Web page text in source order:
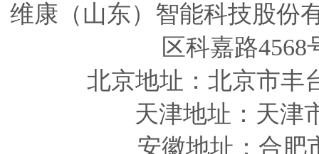
维康（山东）智能科技股
区科嘉路
北京地址：北京市丰
天津地址 ：天津
安徽地址 ：合